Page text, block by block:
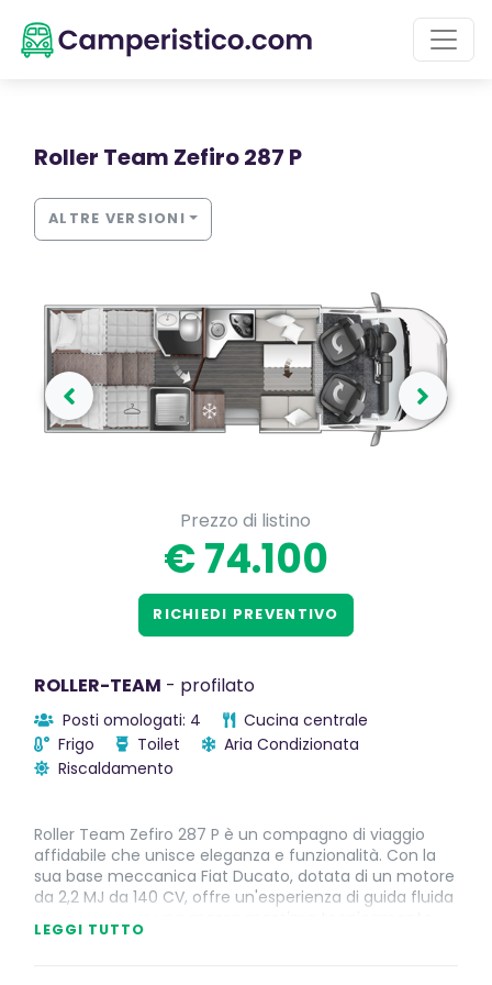
Roller Team Zefiro 287 P
ALTRE VERSIONI
Prezzo di listino
€ 74.100
RICHIEDI PREVENTIVO
ROLLER-TEAM - profilato
Posti omologati: 4
Cucina centrale
Frigo
Toilet
Aria Condizionata
Riscaldamento
Roller Team Zefiro 287 P è un compagno di viaggio
affidabile che unisce eleganza e funzionalità. Con la
sua base meccanica Fiat Ducato, dotata di un motore
da 2,2 MJ da 140 CV, offre un'esperienza di guida fluida
ammessa di 3500 kg e una massa a vuoto in ordine di
LEGGI TUTTO